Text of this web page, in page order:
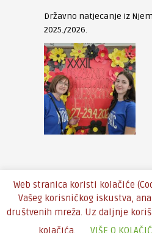
Državno natjecanje iz
2025./2026.
Copyright © 2016 -
Web stranica koristi kolačiće
Vašeg korisničkog iskustva,
društvenih mreža. Uz daljnje
kolačića.
VIŠE O